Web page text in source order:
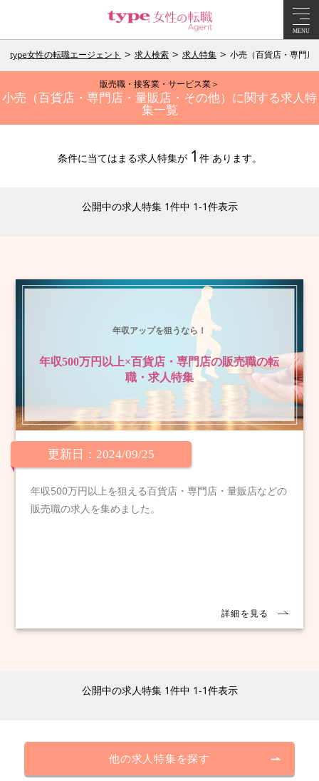
MENU
type女性の転職エージェント 求人検索 求人特集 小売（百貨店・専門
販売職・接客業・サービス業＞
小売（百貨店・専門店・量販店・その他）に関する求人特
集一覧
条件に当てはまる求人特集が 1 件 あります。
公開中の求人特集 1件中 1-1件表示
年収アップを狙うなら！
年収500万円以上×百貨店・専門店の販売職の転
職・求人特集
更新日：2024/09/25
年収500万円以上を狙える百貨店・専門店・量販店などの
販売職の求人を集めました。
公開中の求人特集 1件中 1-1件表示
他の求人特集を探す